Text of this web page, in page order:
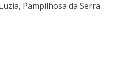
Pampilhosa da Serra